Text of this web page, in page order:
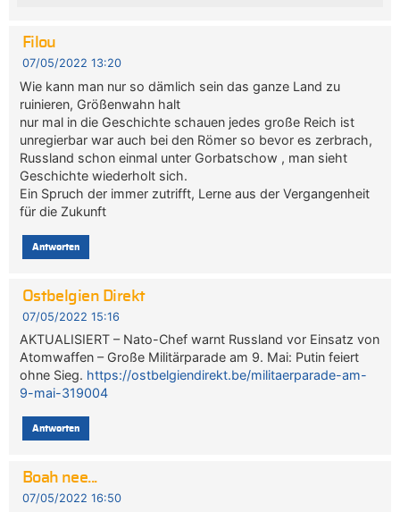
Filou
07/05/2022 13:20
Wie kann man nur so dämlich sein das ganze Land zu
ruinieren, Größenwahn halt
nur mal in die Geschichte schauen jedes große Reich ist
unregierbar war auch bei den Römer so bevor es zerbrach,
Russland schon einmal unter Gorbatschow , man sieht
Geschichte wiederholt sich.
Ein Spruch der immer zutrifft, Lerne aus der Vergangenheit
für die Zukunft
Antworten
Ostbelgien Direkt
07/05/2022 15:16
AKTUALISIERT – Nato-Chef warnt Russland vor Einsatz von
Atomwaffen – Große Militärparade am 9. Mai: Putin feiert
ohne Sieg. https://ostbelgiendirekt.be/militaerparade-am-
9-mai-319004
Antworten
Boah nee...
07/05/2022 16:50